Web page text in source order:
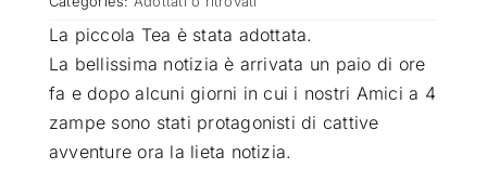
SMARRITI O DA ADOTTARE
ATTUALITÀ
La piccola Tea è stata adottata.
La bellissima notizia è arrivata un paio di ore
fa e dopo alcuni giorni in cui i nostri Amici a 4
zampe sono stati protagonisti di cattive
avventure ora la lieta notizia.